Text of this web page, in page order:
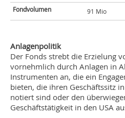
Fondvolumen
91 Mio
Anlagenpolitik
Der Fonds strebt die Erzielung
vornehmlich durch Anlagen in
Instrumenten an, die ein
bieten, die ihren Geschäftssitz
notiert sind oder den
Geschäftstätigkeit in den USA